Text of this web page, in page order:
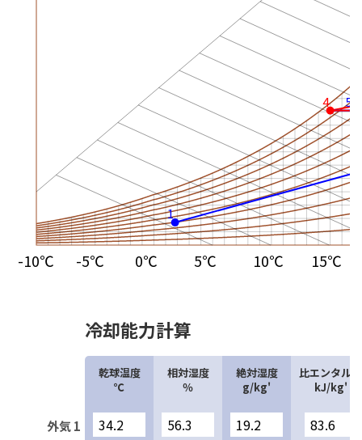
-10℃ -5℃ 0℃ 5℃ 10℃ 15℃
4 5
1
冷却能力計算
乾球温度
℃
相対湿度
％
絶対湿度
g/kg'
比エンタルピ
kJ/kg'